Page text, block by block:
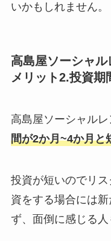
いかもしれません。
高島屋ソーシャ
メリット2.投資期
高島屋ソーシャルレ
間が2か月~4か月と
投資が短いのでリ
資をする場合には
ず、面倒に感じる人